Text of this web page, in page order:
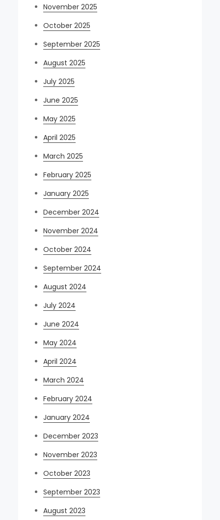
November 2025
October 2025
September 2025
August 2025
July 2025
June 2025
May 2025
April 2025
March 2025
February 2025
January 2025
December 2024
November 2024
October 2024
September 2024
August 2024
July 2024
June 2024
May 2024
April 2024
March 2024
February 2024
January 2024
December 2023
November 2023
October 2023
September 2023
August 2023